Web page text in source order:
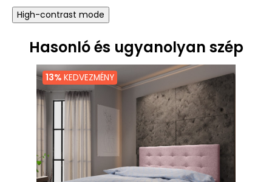
High-contrast mode
Hasonló és ugyanolyan szép
13% KEDVEZMÉNY